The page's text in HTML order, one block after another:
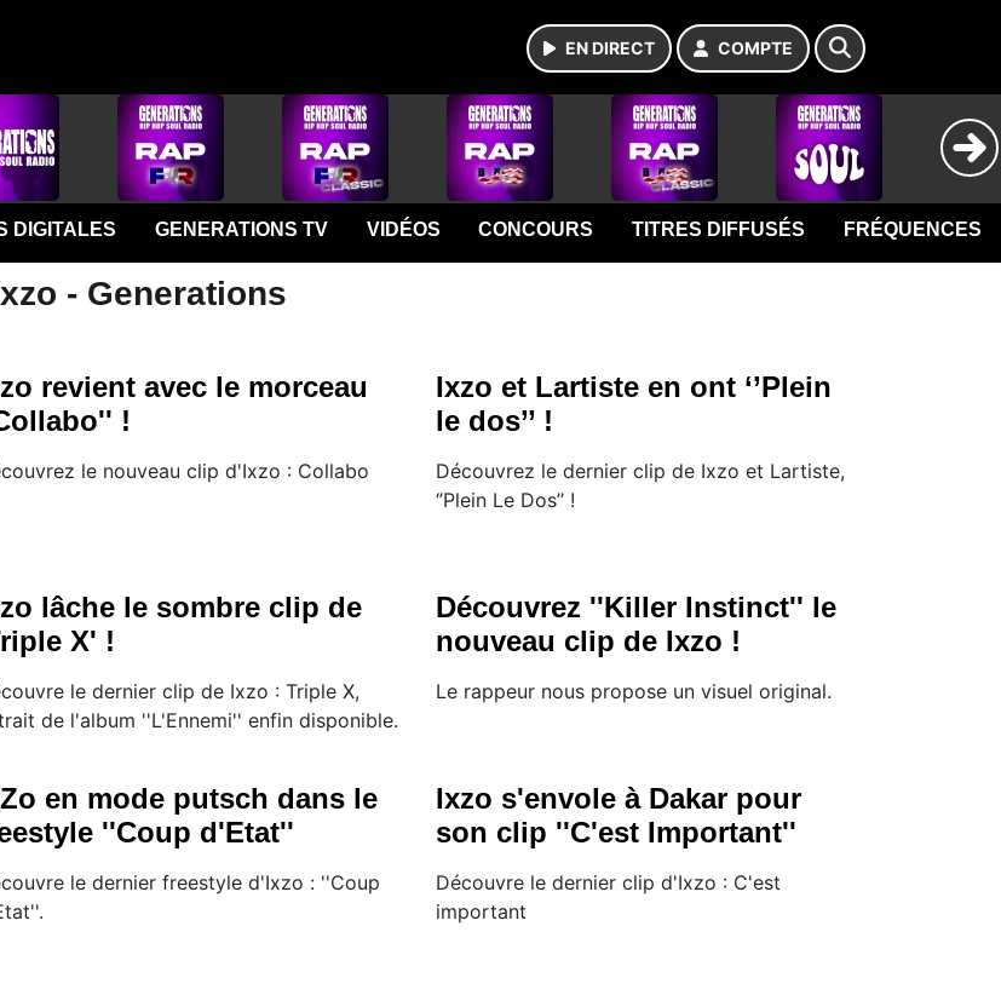
EN DIRECT COMPTE
DIGITALES GENERATIONS TV VIDÉOS CONCOURS TITRES DIFFUSÉS FRÉQUENCES
- Generations
revient avec le morceau
!
le nouveau clip d'Ixzo : Collabo
Ixzo et Lartiste en ont ‘’Plein
le dos’’ !
Découvrez le dernier clip de Ixzo et Lartiste,
‘’Plein Le Dos’’ !
lâche le sombre clip de
X' !
le dernier clip de Ixzo : Triple X,
de l'album ''L'Ennemi'' enfin disponible.
Découvrez ''Killer Instinct'' le
nouveau clip de Ixzo !
Le rappeur nous propose un visuel original.
en mode putsch dans le
''Coup d'Etat''
le dernier freestyle d'Ixzo : ''Coup
Ixzo s'envole à Dakar pour
son clip ''C'est Important''
Découvre le dernier clip d'Ixzo : C'est
important